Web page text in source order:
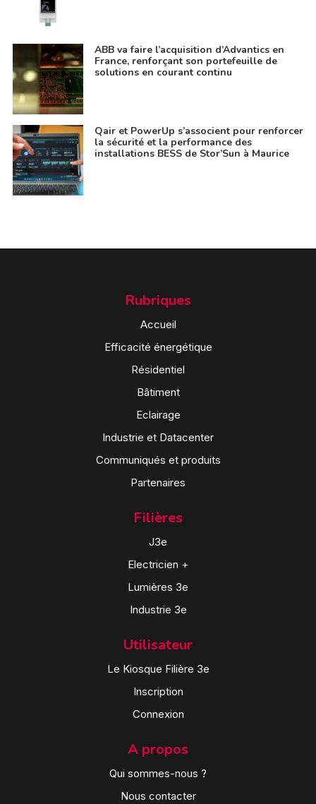
ABB va faire l’acquisition d’Advantics en
France, renforçant son portefeuille de
solutions en courant continu
Qair et PowerUp s’associent pour renforcer
la sécurité et la performance des
installations BESS de Stor’Sun à Maurice
Rubriques
Accueil
Efficacité énergétique
Résidentiel
Bâtiment
Eclairage
Industrie et Datacenter
Communiqués et produits
Partenaires
Filières
J3e
Electricien +
Lumières 3e
Industrie 3e
Utilisateur
Le Kiosque Filière 3e
Inscription
Connexion
A propos
Qui sommes-nous ?
Nous contacter